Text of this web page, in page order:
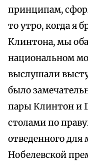
принципам,
то утро, когда я
Клинтона, мы
национальном
выслушали
было
пары Клинтон и
столами по
отведенного для
Нобелевской